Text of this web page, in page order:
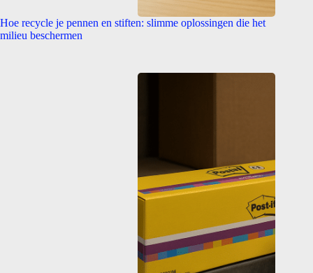
Hoe recycle je pennen en stiften: slimme oplossingen die het
milieu beschermen